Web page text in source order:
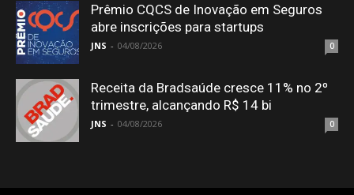
Prêmio CQCS de Inovação em Seguros
abre inscrições para startups
JNS - 04/08/2026 0
Receita da Bradsaúde cresce 11% no 2º
trimestre, alcançando R$ 14 bi
JNS - 04/08/2026 0